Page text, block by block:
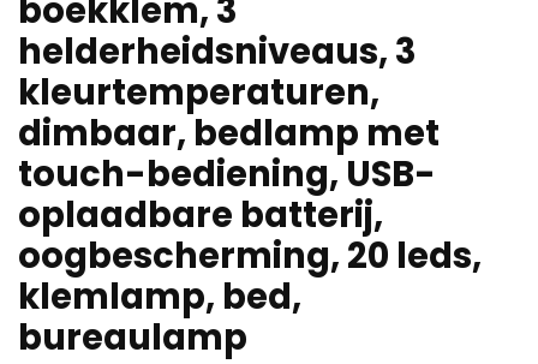
boekklem, 3
helderheidsniveaus, 3
kleurtemperaturen,
dimbaar, bedlamp met
touch-bediening, USB-
oplaadbare batterij,
oogbescherming, 20 leds,
klemlamp, bed,
bureaulamp